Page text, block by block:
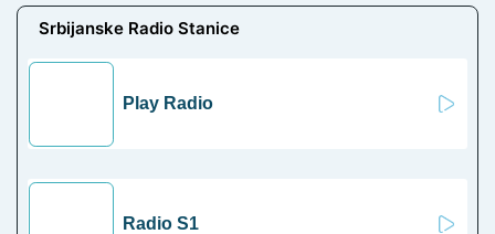
Srbijanske Radio Stanice
Play Radio
Radio S1